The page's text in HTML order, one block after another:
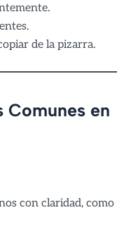
de la pizarra.
Comunes en
con claridad, como